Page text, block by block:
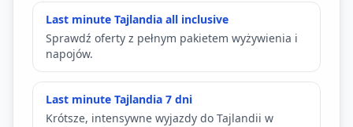
Last minute Tajlandia all inclusive
Sprawdź oferty z pełnym pakietem wyżywienia i
napojów.
Last minute Tajlandia 7 dni
Krótsze, intensywne wyjazdy do Tajlandii w